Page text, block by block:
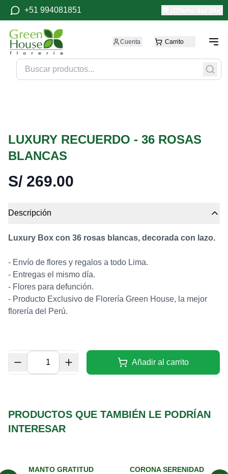
+51 994081851
Cuenta Carrito
LUXURY RECUERDO - 36 ROSAS
BLANCAS
S/ 269.00
Descripción
Luxury Box con 36 rosas blancas, decorada con lazo.
- Envío de flores y regalos a todo Lima.
- Entregas el mismo día.
- Flores para defunción.
- Producto Exclusivo de Florería Green House, la mejor
florería del Perú.
Añadir al carrito
PRODUCTOS QUE TAMBIÉN LE PODRÍAN
INTERESAR
MANTO GRATITUD CORONA SERENIDAD